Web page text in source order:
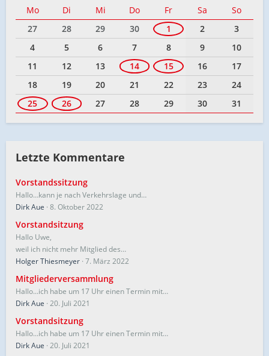
Mo Di Mi Do Fr Sa
So
27
28 29 30 1 2
3
4
5 6 7 8 9
10
11
12 13 14 15 16
17
18
19 20 21 22 23
24
25
26 27 28 29 30 31
Letzte Kommentare
Vorstandssitzung
Hallo…kann je nach Verkehrslage und…
Dirk Aue 8. Oktober 2022
Vorstandsitzung
Hallo Uwe,
weil ich nicht mehr Mitglied des…
Holger Thiesmeyer 7. März 2022
Mitgliederversammlung
Hallo...ich habe um 17 Uhr einen Termin mit…
Dirk Aue 20. Juli 2021
Vorstandsitzung
Hallo...ich habe um 17 Uhr einen Termin mit…
Dirk Aue 20. Juli 2021